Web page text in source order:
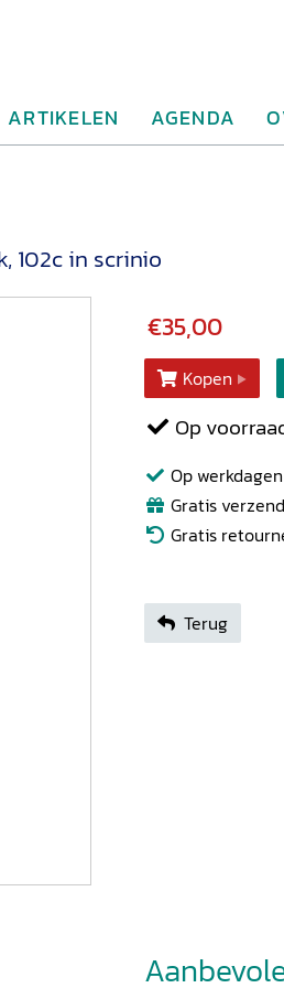
ARTIKELEN AGENDA
102c in scrinio
€35,00
Kopen
Op
Op
Gratis
Gratis
Terug